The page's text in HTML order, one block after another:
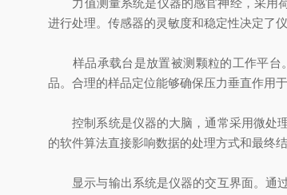
力值测量系统是仪器的感官神经，采用荷
进行处理。传感器的灵敏度和稳定性决定了仪
样品承载台是放置被测颗粒的工作平台
品。合理的样品定位能够确保压力垂直作用
控制系统是仪器的大脑，通常采用微处理
的软件算法直接影响数据的处理方式和最终结
显示与输出系统是仪器的交互界面。通过